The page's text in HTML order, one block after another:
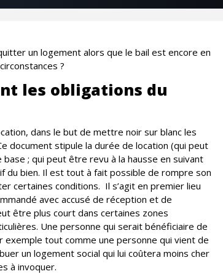
un logement alors que le bail est encore en
?
les obligations du
dans le but de mettre noir sur blanc les
document stipule la durée de location (qui peut
; qui peut être revu à la hausse en suivant
du bien. Il est tout à fait possible de rompre son
certaines conditions. Il s’agit en premier lieu
avec accusé de réception et de
être plus court dans certaines zones
Une personne qui serait bénéficiaire de
exemple tout comme une personne qui vient de
un logement social qui lui coûtera moins cher
à invoquer.